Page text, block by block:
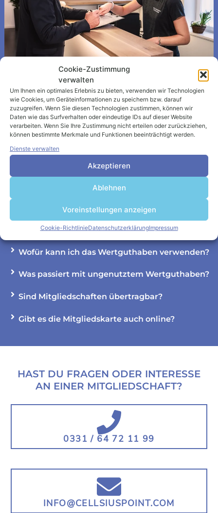
Cookie-Zustimmung
verwalten
Um Ihnen ein optimales Erlebnis zu bieten, verwenden wir Technologien
wie Cookies, um Geräteinformationen zu speichern bzw. darauf
zuzugreifen. Wenn Sie diesen Technologien zustimmen, können wir
Daten wie das Surfverhalten oder eindeutige IDs auf dieser Website
verarbeiten. Wenn Sie Ihre Zustimmung nicht erteilen oder zurückziehen,
können bestimmte Merkmale und Funktionen beeinträchtigt werden.
Dienste verwalten
Akzeptieren
Ablehnen
Voreinstellungen anzeigen
Cookie-RichtlinieDatenschutzerklärungImpressum
WICHTIGE INFORMATIONEN
Wo kann ich meine Mitgliedschaft
abschließen?
Möglichkeit eine Mitgliedschaft online
abzuschließen. Vor Ort beantworten wir alle Fragen
und schließen zusammen den Vertrag ab.
Wie lange läuft die Mitgliedschaft?
Wie sind die Kündigungsfristen?
Wofür kann ich das Wertguthaben verwenden?
Was passiert mit ungenutztem Wertguthaben?
Sind Mitgliedschaften übertragbar?
Gibt es die Mitgliedskarte auch online?
HAST DU FRAGEN ODER INTERESSE
AN EINER MITGLIEDSCHAFT?
0331 / 64 72 11 99
INFO@CELLSIUSPOINT.COM